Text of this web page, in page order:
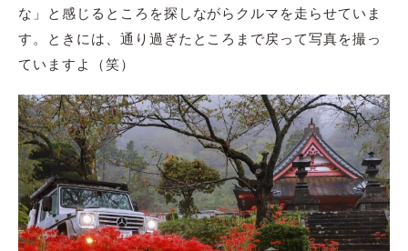
な」と感じるところを探しながらクルマを走らせていま
す。ときには、通り過ぎたところまで戻って写真を撮っ
ていますよ（笑）